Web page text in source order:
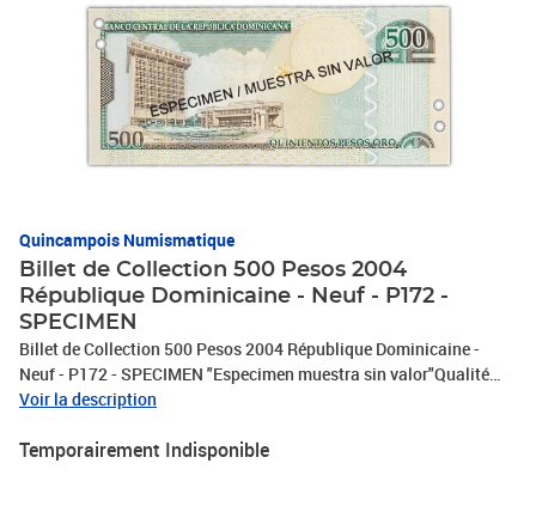
Quincampois Numismatique
Billet de Collection 500 Pesos 2004
République Dominicaine - Neuf - P172 -
SPECIMEN
Billet de Collection 500 Pesos 2004 République Dominicaine -
Neuf - P172 - SPECIMEN "Especimen muestra sin valor"Qualité
NEUF (Neuf)Billet parfait n'ayant jamais circulé.Ce billet n'a
Voir la description
Temporairement Indisponible